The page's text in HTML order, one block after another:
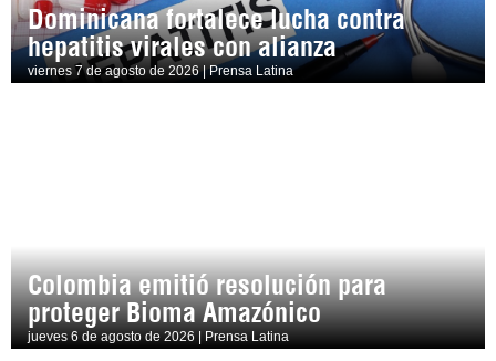
Dominicana fortalece lucha contra
hepatitis virales con alianza
viernes 7 de agosto de 2026 | Prensa Latina
Colombia emitió resolución para
proteger Bioma Amazónico
jueves 6 de agosto de 2026 | Prensa Latina